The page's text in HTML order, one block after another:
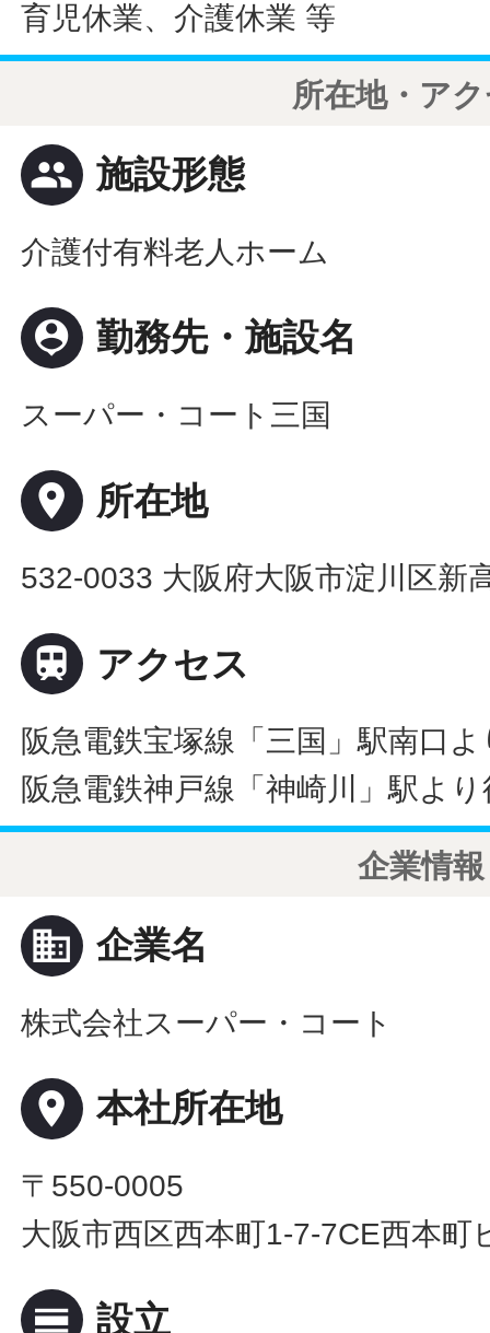
育児休業、介護休業 等
所在地・ア
people 施設形態
介護付有料老人ホーム
person_pin 勤務先・施設名
スーパー・コート三国
place 所在地
532-0033 大阪府大阪市淀川区新
 アクセス
阪急電鉄宝塚線「三国」駅南口
阪急電鉄神戸線「神崎川」駅よ
企業情報
business 企業名
株式会社スーパー・コート
place 本社所在地
〒550-0005
大阪市西区西本町1-7-7CE西本町
calendar_view_day 設立